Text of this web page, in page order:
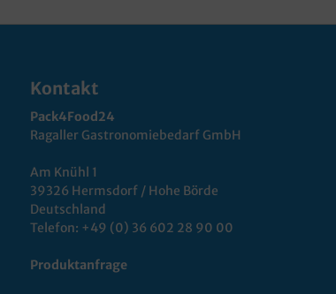
Kontakt
Pack4Food24
Ragaller Gastronomiebedarf GmbH
Am Knühl 1
39326 Hermsdorf / Hohe Börde
Deutschland
Telefon: +49 (0) 36 602 28 90 00
Produktanfrage